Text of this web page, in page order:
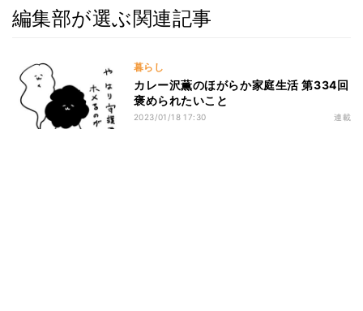
編集部が選ぶ関連記事
暮らし
カレー沢薫のほがらか家庭生活 第334回
褒められたいこと
2023/01/18 17:30 連載